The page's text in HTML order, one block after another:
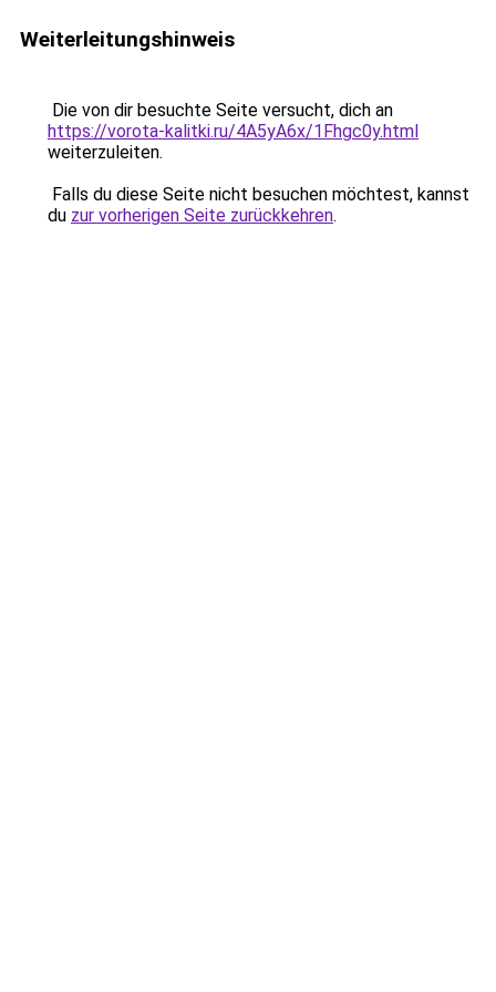
Weiterleitungshinweis
Die von dir besuchte Seite versucht, dich an
https://vorota-kalitki.ru/4A5yA6x/1Fhgc0y.html
weiterzuleiten.
Falls du diese Seite nicht besuchen möchtest, kannst
du zur vorherigen Seite zurückkehren.